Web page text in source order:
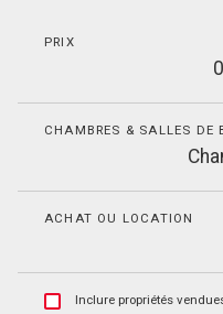
PRIX
CHAMBRES & SALLES DE
ACHAT OU LOCATION
AfficherInclure propriétés